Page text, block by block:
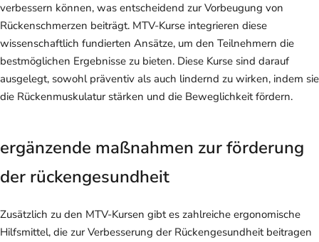
verbessern können, was entscheidend zur Vorbeugung von
Rückenschmerzen beiträgt. MTV-Kurse integrieren diese
wissenschaftlich fundierten Ansätze, um den Teilnehmern die
bestmöglichen Ergebnisse zu bieten. Diese Kurse sind darauf
ausgelegt, sowohl präventiv als auch lindernd zu wirken, indem sie
die Rückenmuskulatur stärken und die Beweglichkeit fördern.
ergänzende maßnahmen zur förderung
der rückengesundheit
Zusätzlich zu den MTV-Kursen gibt es zahlreiche ergonomische
Hilfsmittel, die zur Verbesserung der Rückengesundheit beitragen